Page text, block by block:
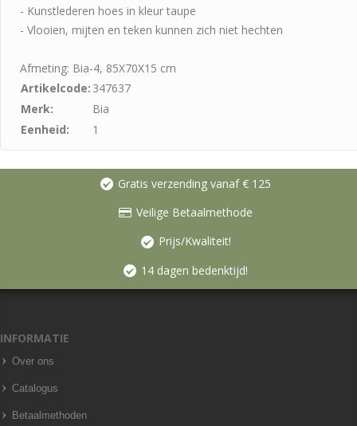
- Kunstlederen hoes in kleur taupe
- Vlooien, mijten en teken kunnen zich niet hechten
Afmeting: Bia-4, 85X70X15 cm
Artikelcode: 347637
Merk:
Bia
Eenheid:
1
Gratis verzending vanaf € 125
Veilige Betaalmethode
Prijs/Kwaliteit!
14 dagen bedenktijd!
INFORMATIE
Over ons
Catalogus
Betaalmethoden